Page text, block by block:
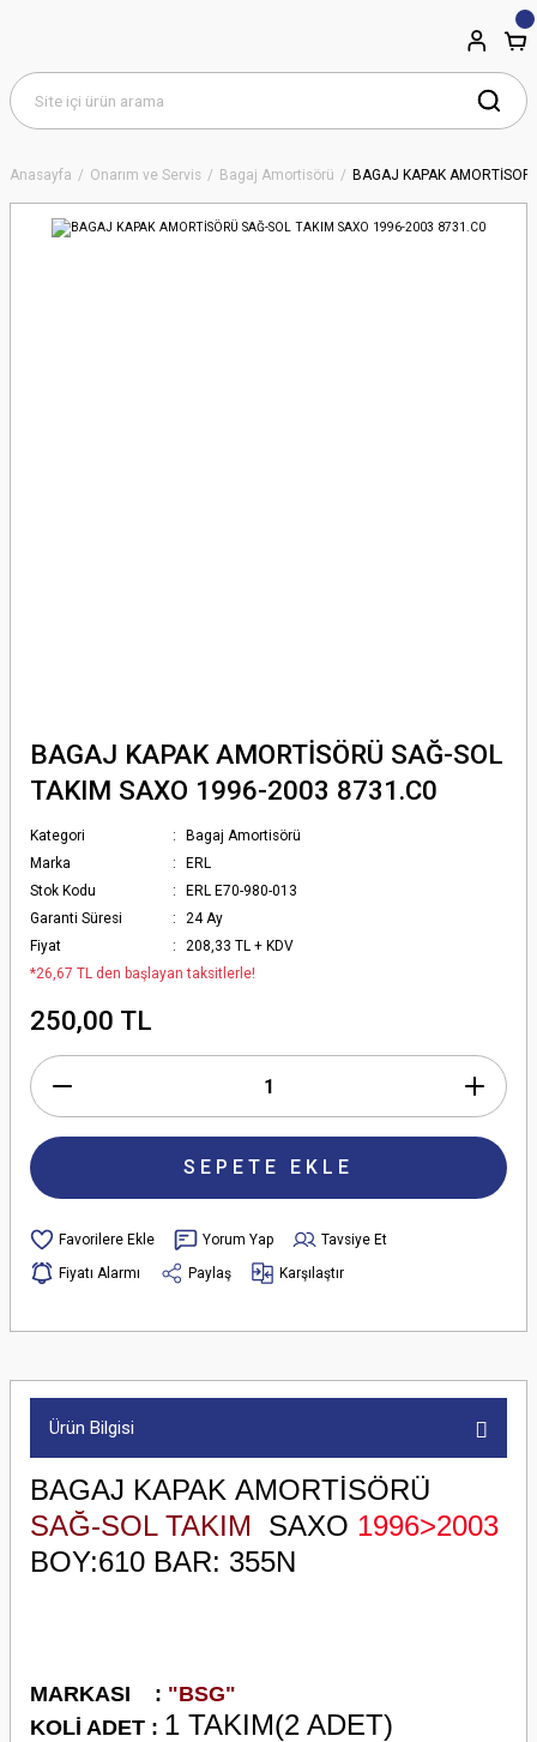
Anasayfa Onarım ve Servis Bagaj Amortisörü BAGAJ KAPAK
BAGAJ KAPAK AMORTİSÖRÜ SAĞ-SOL
TAKIM SAXO 1996-2003 8731.C0
Kategori
Bagaj Amortisörü
Marka
ERL
Stok Kodu
ERL E70-980-013
Garanti Süresi
24 Ay
Fiyat
208,33 TL + KDV
*26,67 TL den başlayan taksitlerle!
250,00 TL
SEPETE EKLE
Yorum Yap
Tavsiye Et
Fiyatı Alarmı
Paylaş Karşılaştır
Ürün Bilgisi
BAGAJ KAPAK AMORTİSÖRÜ
SAĞ-SOL TAKIM SAXO 1996>2003
BOY:610 BAR: 355N
MARKASI : "BSG"
KOLİ ADET : 1 TAKIM(2 ADET)